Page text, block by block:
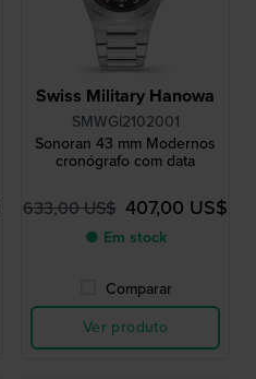
Swiss Military Hanowa
SMWGI2102001
Sonoran 43 mm Modernos
cronógrafo com data
633,00 US$ 407,00 US$
● Em stock
Comparar
Ver produto